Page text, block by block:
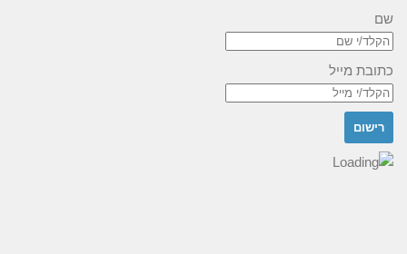
שם
כתובת מייל